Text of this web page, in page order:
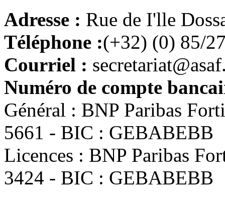
Adresse : Rue de I'lle
Téléphone :(+32) (0) 85/
Courriel :
Numéro de compte
Général : BNP Paribas
5661 - BIC : GEBABEBB
Licences : BNP Paribas
3424 - BIC : GEBABEBB